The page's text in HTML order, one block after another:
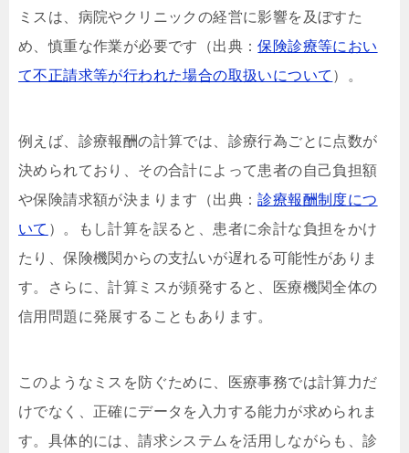
ミスは、病院やクリニックの経営に影響を及ぼすた
め、慎重な作業が必要です（出典：保険診療等におい
て不正請求等が行われた場合の取扱いについて ）。
例えば、診療報酬の計算では、診療行為ごとに点数が
決められており、その合計によって患者の自己負担額
や保険請求額が決まります（出典：診療報酬制度につ
いて ）。もし計算を誤ると、患者に余計な負担をかけ
たり、保険機関からの支払いが遅れる可能性がありま
す。さらに、計算ミスが頻発すると、医療機関全体の
信用問題に発展することもあります。
このようなミスを防ぐために、医療事務では計算力だ
けでなく、正確にデータを入力する能力が求められま
す。具体的には、請求システムを活用しながらも、診